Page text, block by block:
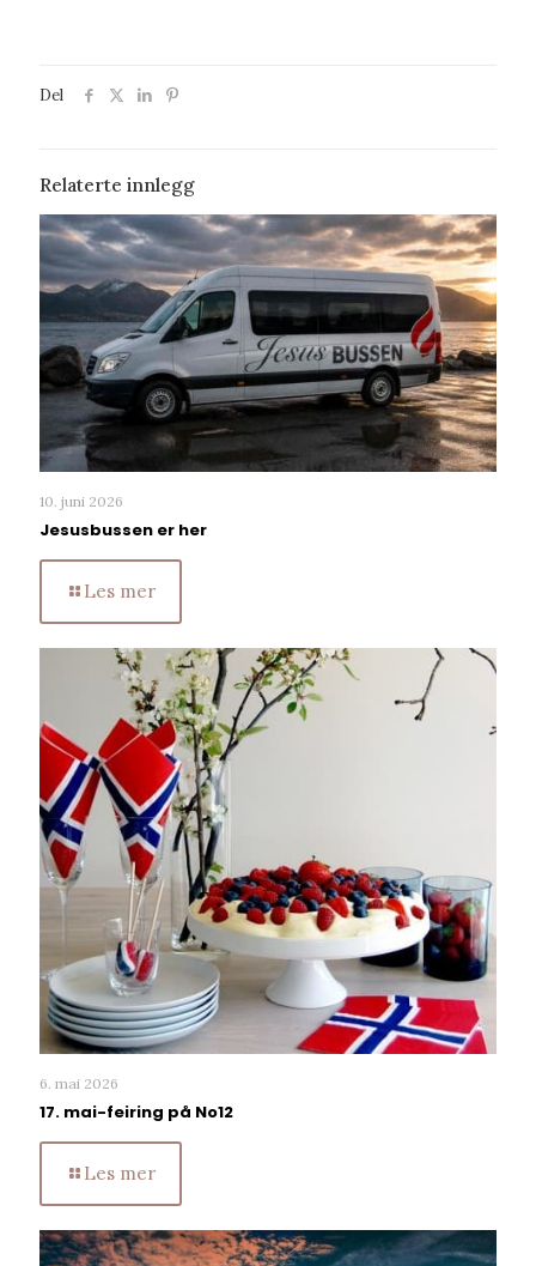
Del
Relaterte innlegg
10. juni 2026
Jesusbussen er her
Les mer
6. mai 2026
17. mai-feiring på No12
Les mer